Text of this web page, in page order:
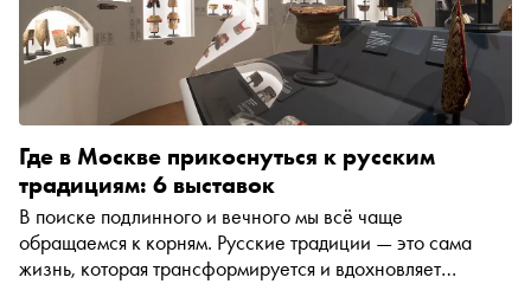
Где в Москве прикоснуться к русским
традициям: 6 выставок
В поиске подлинного и вечного мы всё чаще
обращаемся к корням. Русские традиции — это сама
жизнь, которая трансформируется и вдохновляет